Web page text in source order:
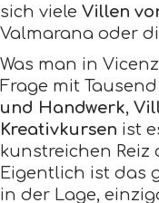
sich viele Villen
Valmarana oder
Was man in
Frage mit
und Handwerk,
Kreativkursen ist
kunstreichen
Eigentlich ist das
in der Lage,